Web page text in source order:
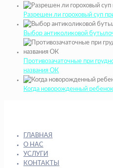
Разрешен ли гороховый суп
Выбор антиколиковой
Противозачаточные при
названия ОК
Когда новорожденный
ГЛАВНАЯ
О НАС
УСЛУГИ
КОНТАКТЫ